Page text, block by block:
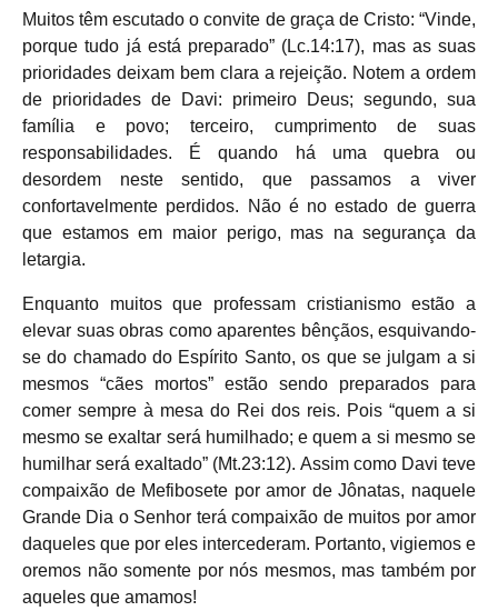
Muitos têm escutado o convite de graça de Cristo: “Vinde,
porque tudo já está preparado” (Lc.14:17), mas as suas
prioridades deixam bem clara a rejeição. Notem a ordem
de prioridades de Davi: primeiro Deus; segundo, sua
família e povo; terceiro, cumprimento de suas
responsabilidades. É quando há uma quebra ou
desordem neste sentido, que passamos a viver
confortavelmente perdidos. Não é no estado de guerra
que estamos em maior perigo, mas na segurança da
letargia.
Enquanto muitos que professam cristianismo estão a
elevar suas obras como aparentes bênçãos, esquivando-
se do chamado do Espírito Santo, os que se julgam a si
mesmos “cães mortos” estão sendo preparados para
comer sempre à mesa do Rei dos reis. Pois “quem a si
mesmo se exaltar será humilhado; e quem a si mesmo se
humilhar será exaltado” (Mt.23:12). Assim como Davi teve
compaixão de Mefibosete por amor de Jônatas, naquele
Grande Dia o Senhor terá compaixão de muitos por amor
daqueles que por eles intercederam. Portanto, vigiemos e
oremos não somente por nós mesmos, mas também por
aqueles que amamos!